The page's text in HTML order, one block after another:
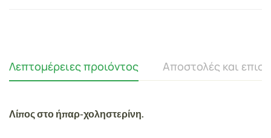
Λεπτομέρειες προιόντος Αποστολές και
Λίπος στο ήπαρ-χοληστερίνη.